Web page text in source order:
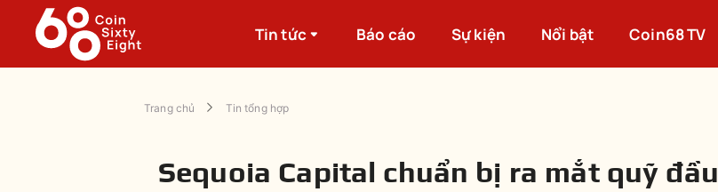
Tin tức Báo cáo Sự kiện Nổi bật Coin68 TV
Trang chủ Tin tổng hợp
Sequoia Capital chuẩn bị ra mắt quỹ đầu